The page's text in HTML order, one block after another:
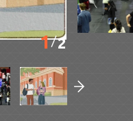
1 2